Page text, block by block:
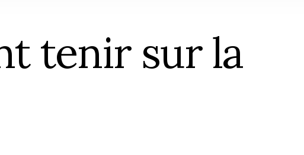
Département stratégie & Consulting
Retouche & Post-production
Product &#038; image retouching
Photographie
tenir sur la